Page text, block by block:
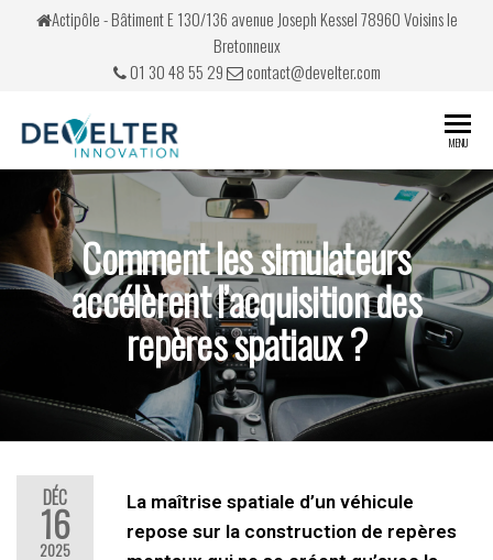
Actipôle - Bâtiment E 130/136 avenue Joseph Kessel 78960 Voisins le
Bretonneux
01 30 48 55 29
contact@develter.com
de conduite
MENU
Comment les simulateurs
accélèrent l’acquisition des
repères spatiaux ?
DÉC
16
2025
La maîtrise spatiale d’un véhicule
repose sur la construction de repères